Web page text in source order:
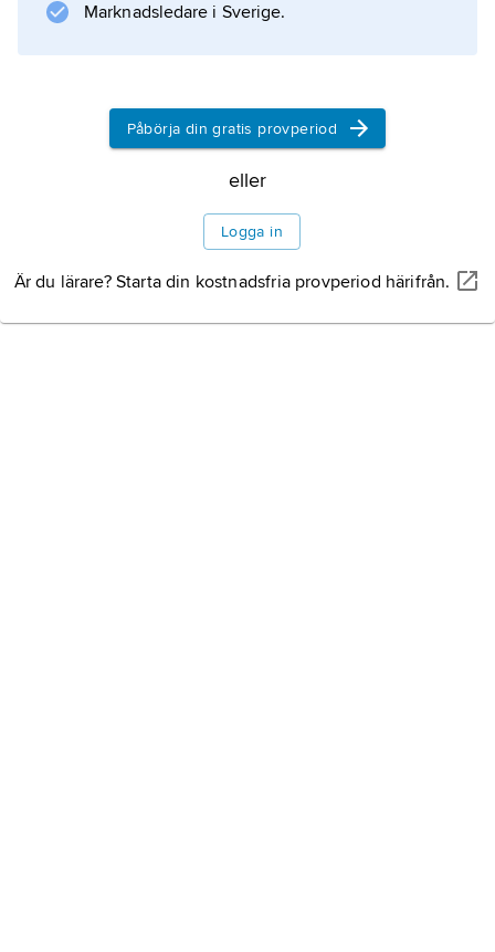
Marknadsledare i Sverige.
Påbörja din gratis provperiod
eller
Logga in
Är du lärare? Starta din kostnadsfria provperiod härifrån.